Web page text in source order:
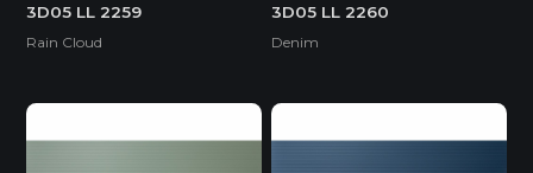
3D05 LL 2259
Rain Cloud
3D05 LL 2260
Denim